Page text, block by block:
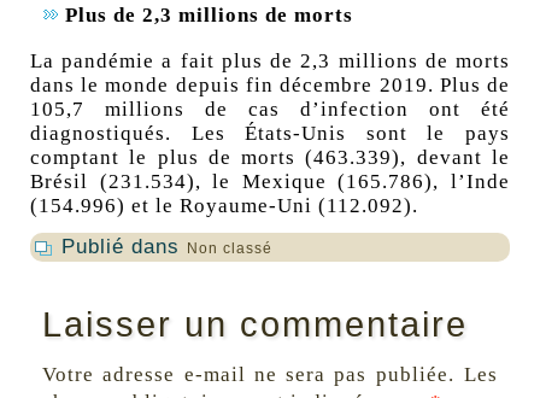
Plus de 2,3 millions de morts
La pandémie a fait plus de 2,3 millions de morts
dans le monde depuis fin décembre 2019. Plus de
105,7 millions de cas d’infection ont été
diagnostiqués. Les États-Unis sont le pays
comptant le plus de morts (463.339), devant le
Brésil (231.534), le Mexique (165.786), l’Inde
(154.996) et le Royaume-Uni (112.092).
Publié dans
Non classé
Laisser un commentaire
Votre adresse e-mail ne sera pas publiée. Les